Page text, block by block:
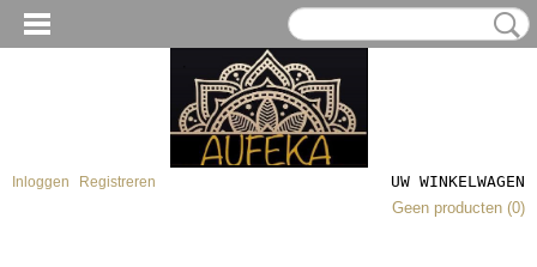
Inloggen Registreren
UW WINKELWAGEN
Geen producten (0)